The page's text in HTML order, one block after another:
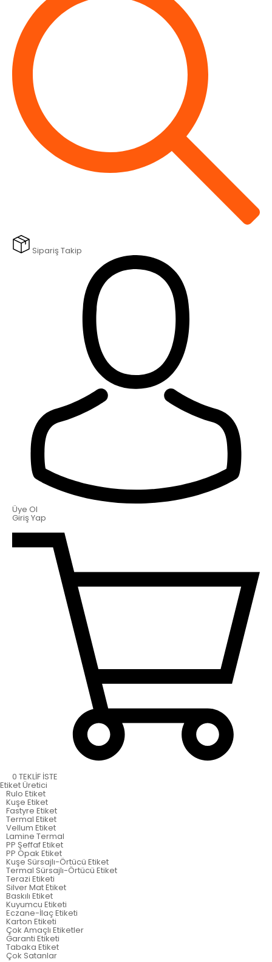
Sipariş Takip
Üye Ol
Giriş Yap
0 TEKLİF İSTE
EtiketÜretici
Rulo Etiket
Kuşe Etiket
Fastyre Etiket
Termal Etiket
Vellum Etiket
Lamine Termal
PP Şeffaf Etiket
PP Opak Etiket
Kuşe Sürsajlı-Örtücü Etiket
Termal Sürsajlı-Örtücü Etiket
Terazi Etiketi
Silver Mat Etiket
Baskılı Etiket
Kuyumcu Etiketi
Eczane-İlaç Etiketi
Karton Etiketi
Çok Amaçlı Etiketler
Garanti Etiketi
Tabaka Etiket
Çok Satanlar